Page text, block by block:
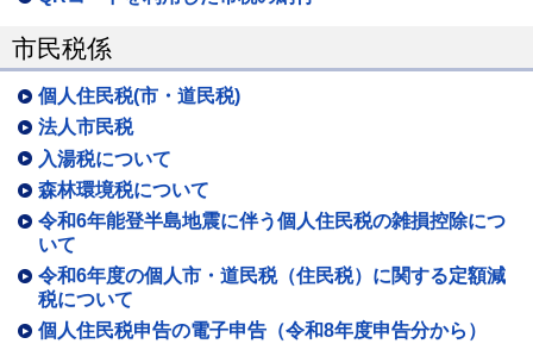
市民税係
個人住民税(市・道民税)
法人市民税
入湯税について
森林環境税について
令和6年能登半島地震に伴う個人住民税の雑損控除につ
いて
令和6年度の個人市・道民税（住民税）に関する定額減
税について
個人住民税申告の電子申告（令和8年度申告分から）